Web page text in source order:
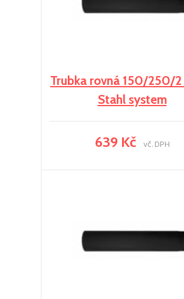
Trubka rovná 150/250/2
Stahl system
639 Kč vč. DPH